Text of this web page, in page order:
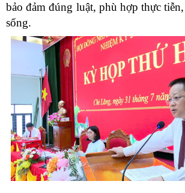
bảo đảm đúng luật, phù hợp thực
sống.